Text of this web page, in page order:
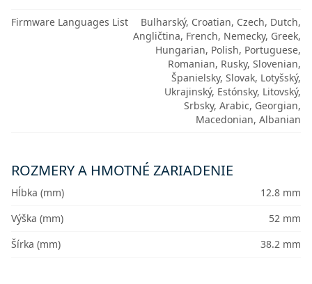
Firmware Languages List
Bulharský, Croatian, Czech, Dutch,
Angličtina, French, Nemecky, Greek,
Hungarian, Polish, Portuguese,
Romanian, Rusky, Slovenian,
Španielsky, Slovak, Lotyšský,
Ukrajinský, Estónsky, Litovský,
Srbsky, Arabic, Georgian,
Macedonian, Albanian
ROZMERY A HMOTNÉ ZARIADENIE
Hĺbka (mm)
12.8 mm
Výška (mm)
52 mm
Šírka (mm)
38.2 mm